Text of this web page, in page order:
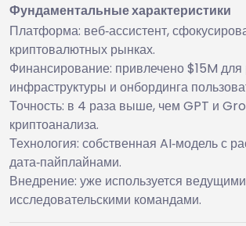
Фундаментальные характеристики
Платформа: веб‑ассистент,
криптовалютных рынках.
Финансирование: привлечено $15M
инфраструктуры и онбординга
Точность: в 4 раза выше, чем GPT и
криптоанализа.
Технология: собственная AI‑модель с
дата‑пайплайнами.
Внедрение: уже используется
исследовательскими командами.